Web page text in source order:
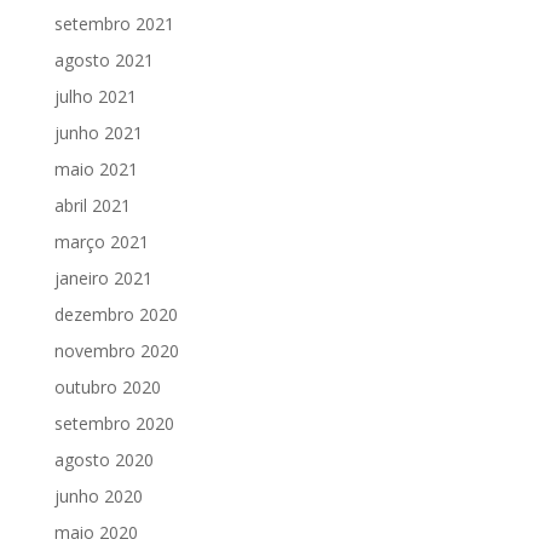
setembro 2021
agosto 2021
julho 2021
junho 2021
maio 2021
abril 2021
março 2021
janeiro 2021
dezembro 2020
novembro 2020
outubro 2020
setembro 2020
agosto 2020
junho 2020
maio 2020